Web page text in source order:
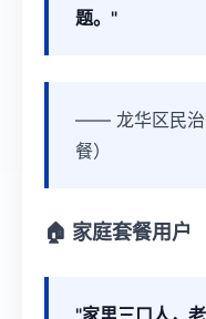
题。"
—— 龙华区民治
餐）
🏠 家庭套餐用户
"家里三口人，